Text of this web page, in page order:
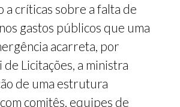
a críticas sobre a falta de
gastos públicos que uma
acarreta, por
Licitações, a ministra
de uma estrutura
comitês, equipes de